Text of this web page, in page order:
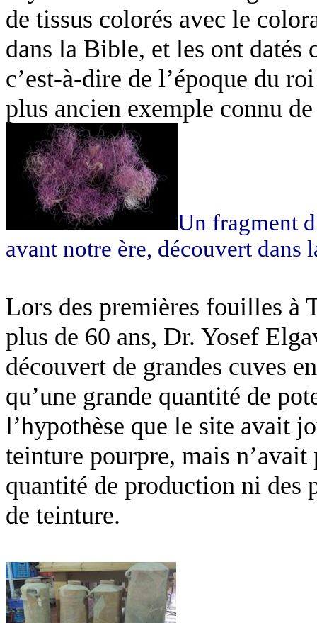
de tissus colorés avec le
dans la Bible, et les ont datés
c’est-à-dire de l’époque du
plus ancien exemple connu
Un fragment
avant notre ère, découvert dans
Lors des premières fouilles à
plus de 60 ans, Dr. Yosef
découvert de grandes cuves
qu’une grande quantité de
l’hypothèse que le site avait
teinture pourpre, mais
quantité de production ni des
de teinture.